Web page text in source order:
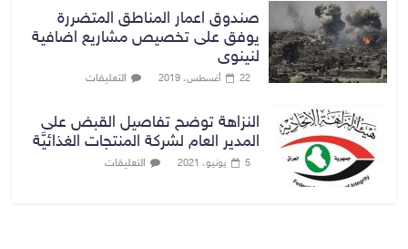
صندوق اعمار المناطق المتضررة
يوفق على تخصيص مشاريع اضافية
لنينوى
22 أغسطس، 2019 التعليقات
النزاهة توضح تفاصيل القبض على
المدير العام لشركة المنتجات الغذائيَّة
5 يونيو، 2021 التعليقات